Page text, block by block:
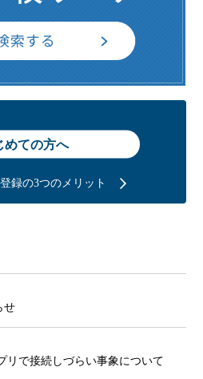
めての方へ
録の3つのメリット
せ
リで接続しづらい事象について